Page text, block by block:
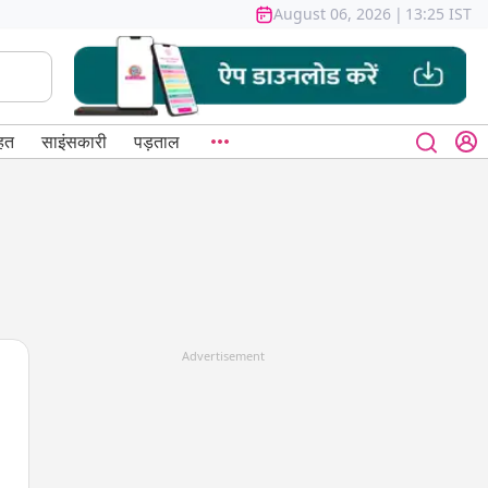
August 06, 2026 | 13:25 IST
साइंसकारी पड़ताल
Advertisement